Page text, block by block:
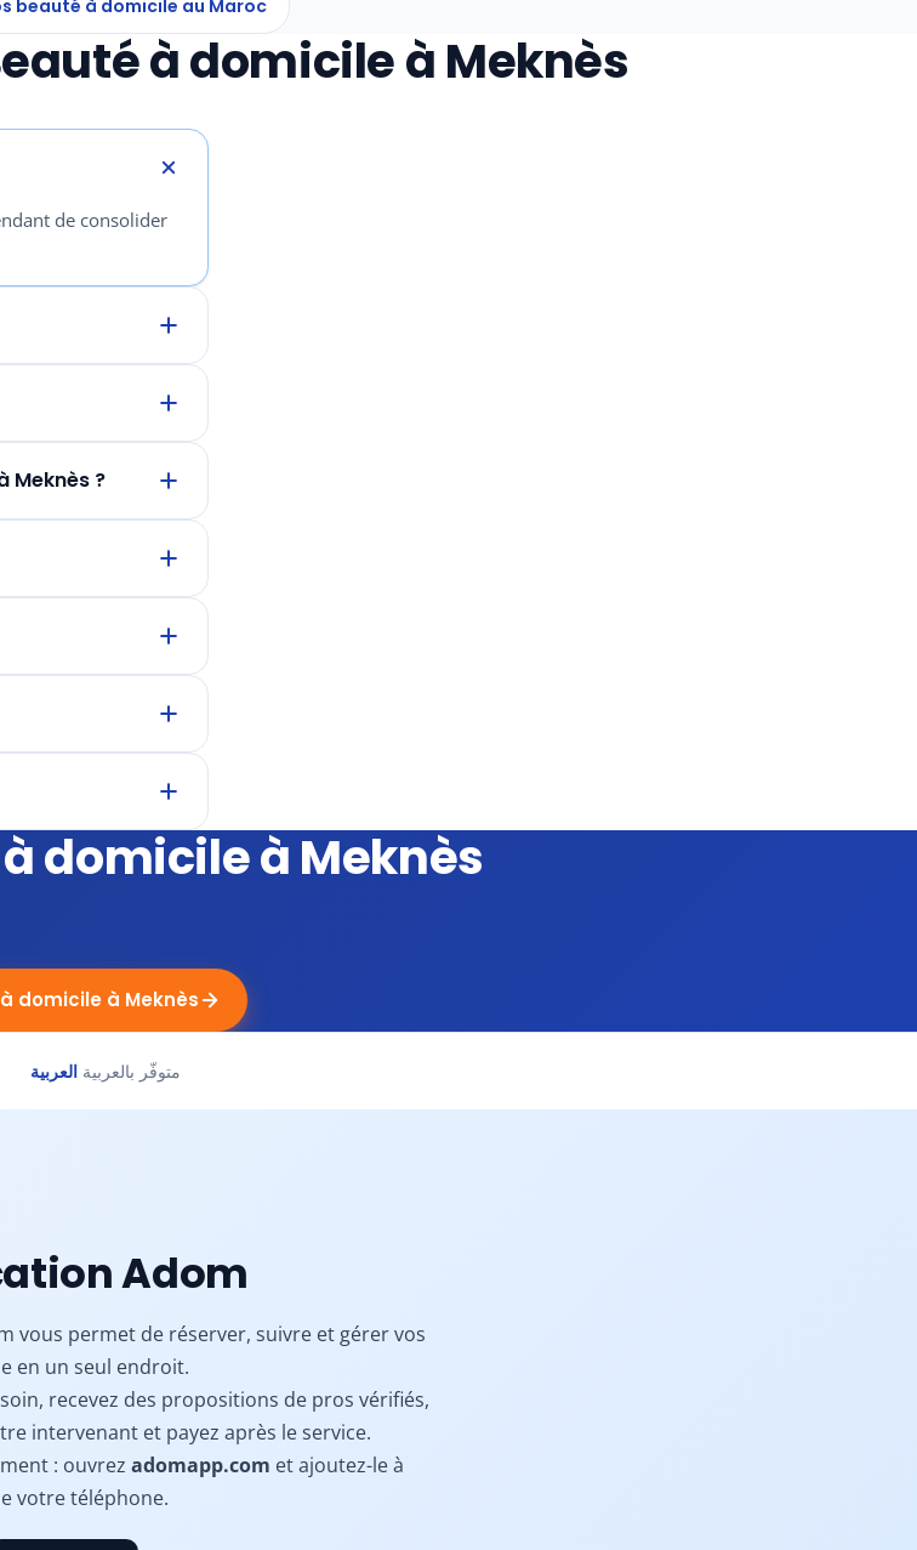
beauté à domicile au Maroc
à domicile à Meknès
de consolider
Meknès ?
domicile à Meknès
domicile à Meknès
متوفّر بالعربية العربية
Adom
vous permet de réserver, suivre et gérer vos
en un seul endroit.
recevez des propositions de pros vérifiés,
intervenant et payez après le service.
: ouvrez adomapp.com et ajoutez-le à
votre téléphone.